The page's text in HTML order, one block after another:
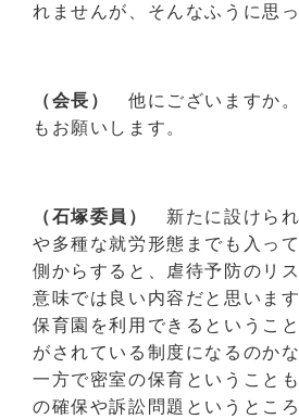
れませんが、そんなふうに思っ
（会長）
他にございますか
もお願いします。
（石塚委員）
新たに設けら
や多種な就労形態までも入っ
側からすると、虐待予防のリ
意味では良い内容だと思いま
保育園を利用できるというこ
がされている制度になるのか
一方で密室の保育ということ
の確保や訴訟問題というとこ